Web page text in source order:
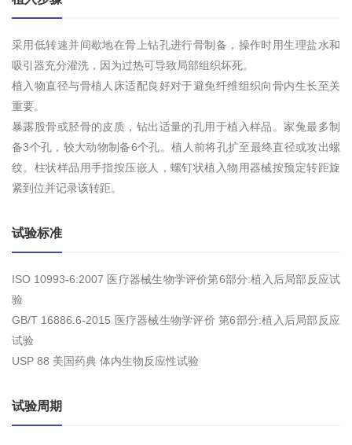
采用低转速并间歇地在骨上钻孔进行骨制备，操作时用生理盐水和
吸引器充分灌洗，因为过热可导致局部组织坏死。
植入物直径与骨植人床适配良好对于避免纤维组织向骨内生长至关
重要。
暴露股骨或胫骨的皮质，钻出适量的孔用于植入样品。家兔最多制
备3个孔，较大动物制备6个孔。植人前将孔扩至最终直径或攻出螺
纹。柱状样品用手指按压嵌人，螺钉状植入物用器械按预定转距旋
紧到位并记录该转距。
试验标准
ISO 10993-6:2007 医疗器械生物学评价第6部分:植入后局部反应试
验
GB/T 16886.6-2015 医疗器械生物学评价 第6部分:植入后局部反应
试验
USP 88 美国药典 体内生物反应性试验
试验周期